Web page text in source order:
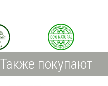
Также покупают